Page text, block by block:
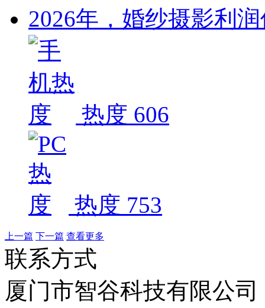
2026年，婚纱摄影利
热度 606
热度 753
上一篇 下一篇 查看更多
联系方式
厦门市智谷科技有限公司